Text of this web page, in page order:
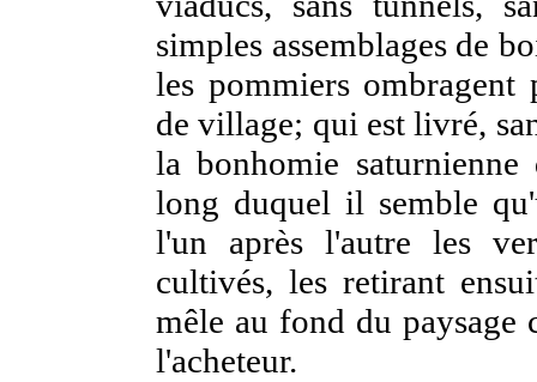
simples assemblages de
les pommiers ombragent
de village; qui est livré,
la bonhomie
long duquel il semble
l'un après l'autre les
cultivés, les retirant
mêle au fond du paysage
l'acheteur.